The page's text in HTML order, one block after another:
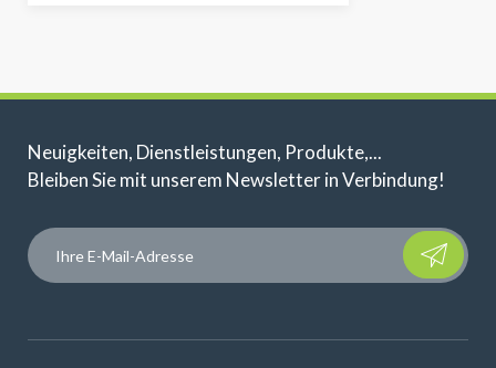
Neuigkeiten, Dienstleistungen, Produkte,...
Bleiben Sie mit unserem Newsletter in Verbindung!
Please